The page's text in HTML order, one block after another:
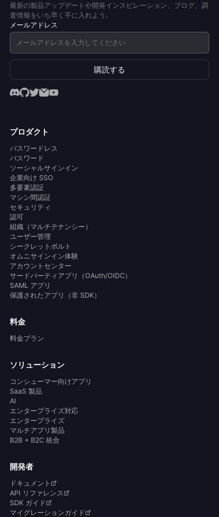
最新の製品アップデートや開発インスピレーション、ブログ、調
査情報をいち早く手に入れよう。
メールアドレス
購読する
プロダクト
パスワードレス
パスワード
ソーシャルサインイン
企業向け SSO
多要素認証
マシン間認証
セキュリティ
認可
組織（マルチテナンシー）
ユーザー管理
シークレットボルト
オムニサインイン体験
アカウントセンター
サードパーティアプリ（OAuth/OIDC）
SAML アプリ
保護されたアプリ（非 SDK）
料金
料金プラン
ソリューション
コンシューマー向けアプリ
SaaS 製品
AI
エンタープライズ対応
エンタープライズ
マルチアプリ製品
B2B + B2C 統合
開発者
ドキュメント
API リファレンス
SDK ガイド
マイグレーションガイド